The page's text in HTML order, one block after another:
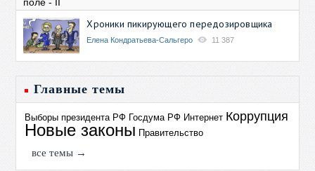
Хроники пикирующего передозировщика
Елена Кондратьева-Сальгеро 11 387
Главные темы
Выборы президента РФ Госдума РФ Интернет Коррупция
Новые законы Правительство
все темы →